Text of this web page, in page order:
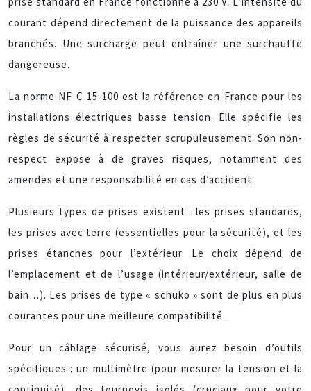
courant dépend directement de la puissance des appareils
branchés. Une surcharge peut entraîner une surchauffe
dangereuse.
La norme NF C 15-100 est la référence en France pour les
installations électriques basse tension. Elle spécifie les
règles de sécurité à respecter scrupuleusement. Son non-
respect expose à de graves risques, notamment des
amendes et une responsabilité en cas d’accident.
Plusieurs types de prises existent : les prises standards,
les prises avec terre (essentielles pour la sécurité), et les
prises étanches pour l’extérieur. Le choix dépend de
l’emplacement et de l’usage (intérieur/extérieur, salle de
bain…). Les prises de type « schuko » sont de plus en plus
courantes pour une meilleure compatibilité.
Pour un câblage sécurisé, vous aurez besoin d’outils
spécifiques : un multimètre (pour mesurer la tension et la